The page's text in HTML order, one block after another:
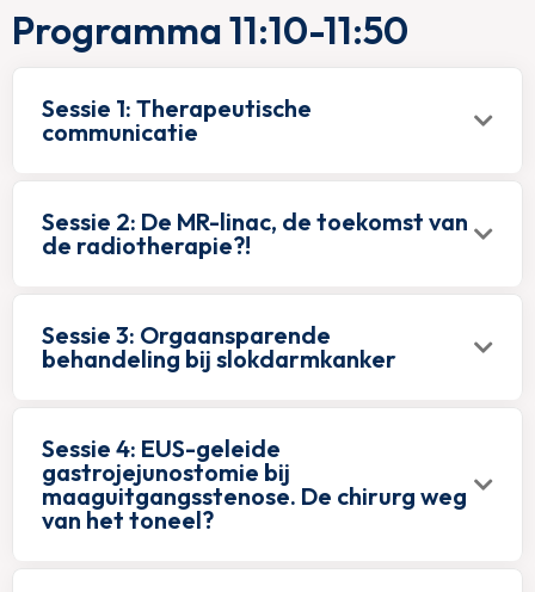
Programma 11:10-11:50
Sessie 1: Therapeutische
communicatie
Sessie 2: De MR-linac, de toekomst van
de radiotherapie?!
Sessie 3: Orgaansparende
behandeling bij slokdarmkanker
Sessie 4: EUS-geleide
gastrojejunostomie bij
maaguitgangsstenose. De chirurg weg
van het toneel?